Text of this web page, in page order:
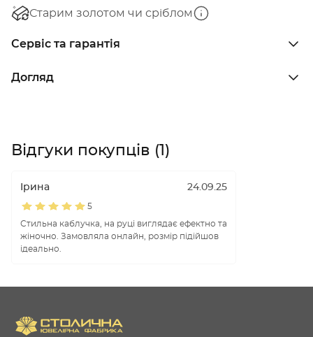
Старим золотом чи сріблом
Сервіс та гарантія
Догляд
Відгуки покупців (1)
Ірина 24.09.25
5
Стильна каблучка, на руці виглядає ефектно та
жіночно. Замовляла онлайн, розмір підійшов
ідеально.